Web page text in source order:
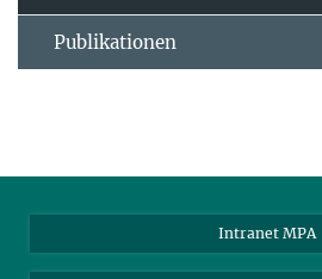
Publikationen
Intranet MPA